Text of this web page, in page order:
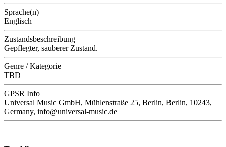
Sprache(n)
Englisch
Zustandsbeschreibung
Gepflegter, sauberer Zustand.
Genre / Kategorie
TBD
GPSR Info
Universal Music GmbH, Mühlenstraße 25, Berlin, Berlin, 10243,
Germany, info@universal-music.de